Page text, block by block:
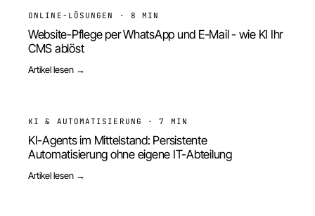
ONLINE-LÖSUNGEN · 8 MIN
Website-Pflege per WhatsApp und E-Mail - wie KI Ihr
CMS ablöst
Artikel lesen →
KI & AUTOMATISIERUNG ·7 MIN
KI-Agents im Mittelstand: Persistente
Automatisierung ohne eigene IT-Abteilung
Artikel lesen →